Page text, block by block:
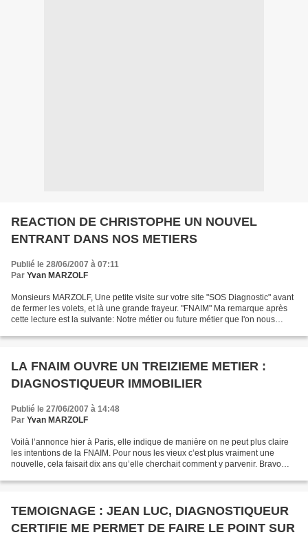
REACTION DE CHRISTOPHE UN NOUVEL
ENTRANT DANS NOS METIERS
Publié le 28/06/2007 à 07:11
Par Yvan MARZOLF
Monsieurs MARZOLF, Une petite visite sur votre site "SOS Diagnostic" avant
de fermer les volets, et là une grande frayeur. "FNAIM" Ma remarque après
cette lecture est la suivante: Notre métier ou future métier que l'on nous
LA FNAIM OUVRE UN TREIZIEME METIER :
DIAGNOSTIQUEUR IMMOBILIER
Publié le 27/06/2007 à 14:48
Par Yvan MARZOLF
Voilà l’annonce hier à Paris, elle indique de manière on ne peut plus claire
les intentions de la FNAIM. Pour nous les vieux c’est plus vraiment une
nouvelle, cela faisait dix ans qu’elle cherchait comment y parvenir. Bravo
TEMOIGNAGE : JEAN LUC, DIAGNOSTIQUEUR
CERTIFIE ME PERMET DE FAIRE LE POINT SUR